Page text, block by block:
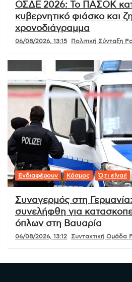
ΟΣΔΕ 2026: Το ΠΑΣΟΚ
κυβερνητικό φιάσκο και
χρονοδιάγραμμα
06/08/2026, 13:15 Πολιτική Σύνταξη
Ενδιαφέρουν Κόσμος Ό,τι είναι!
Συναγερμός στη
συνελήφθη για
όπλων στη Βαυαρία
06/08/2026, 13:12 Συντακτική Ομάδα